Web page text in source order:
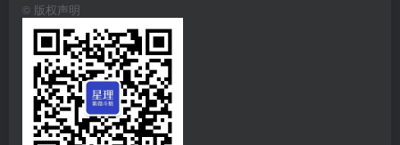
© 版权声明